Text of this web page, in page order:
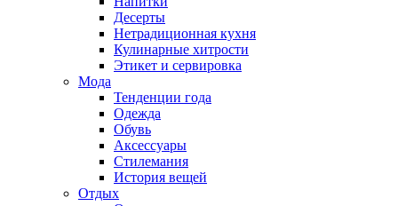
Десерты
Нетрадиционная кухня
Кулинарные хитрости
Этикет и сервировка
Мода
Тенденции года
Одежда
Обувь
Аксессуары
Стилемания
История вещей
Отдых